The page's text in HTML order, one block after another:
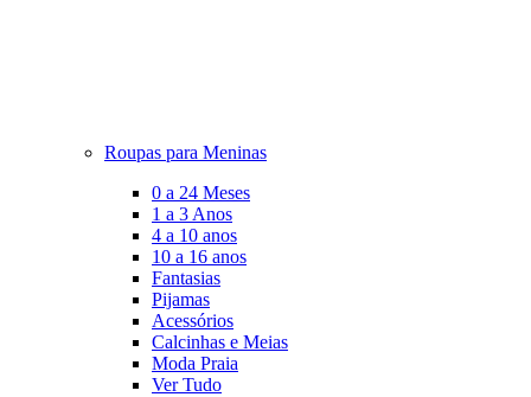
Roupas para Meninas
0 a 24 Meses
1 a 3 Anos
4 a 10 anos
10 a 16 anos
Fantasias
Pijamas
Acessórios
Calcinhas e Meias
Moda Praia
Ver Tudo